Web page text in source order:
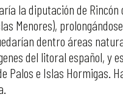
la diputación de Rincón
Menores),
dentro áreas
del litoral español, y
Palos e Islas Hormigas.